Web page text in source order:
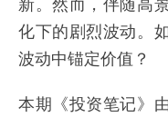
化下的剧烈波动。
波动中锚定价值？
本期《投资笔记》